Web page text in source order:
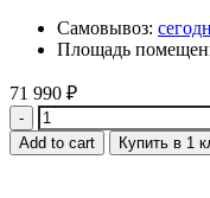
Самовывоз:
Площадь
71 990 ₽
Quantity
Add to cart Купить в 1